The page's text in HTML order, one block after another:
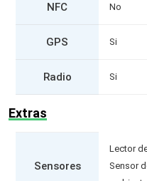
NFC No
GPS Si
Radio Si
Extras
Sensores
Lector
Sensor